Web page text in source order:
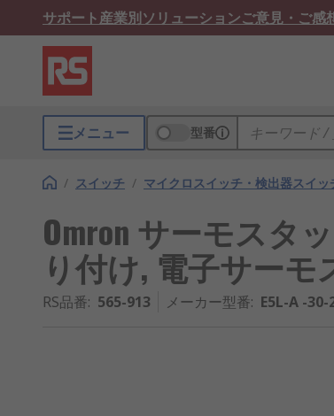
サポート産業別ソリューションご意見・ご感
メニュー 型番
/ スイッチ / マイクロスイッチ・検出器スイッ
Omron サーモスタ
り付け, 電子サーモ
RS品番: 565-913 メーカー型番: E5L-A -30-